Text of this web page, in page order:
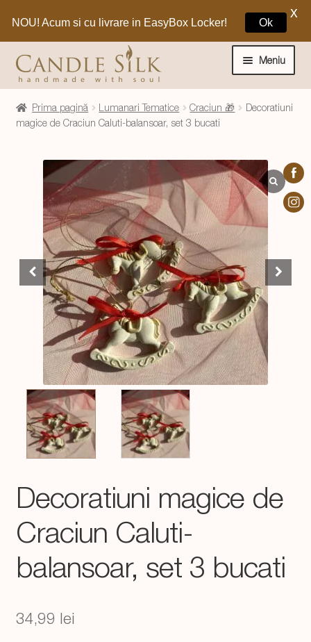
la
navigare
la
conținut
Meniu
Home
Lumanari si decoratiuni
Extinde
meniul
copil
Despre CandleSilk
Extinde
Cosul Meu
Prima pagină Lumanari Tematice Craciun 🎁
Decoratiuni
magice de Craciun Caluti-balansoar, set 3 bucati
Decoratiuni magice de
Craciun Caluti-
balansoar, set 3 bucati
34,99 lei
NOU! Acum si cu livrare in EasyBox Locker! Ok
X